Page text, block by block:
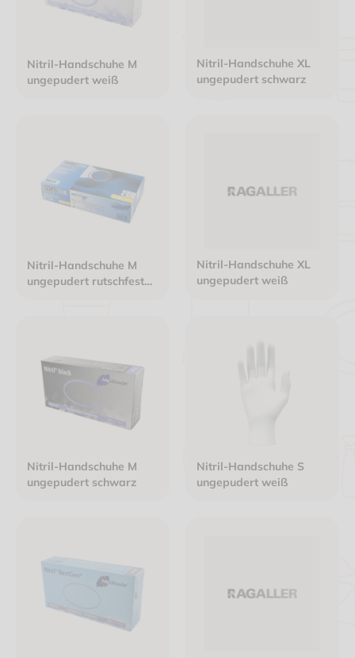
Nitril-Handschuhe M
ungepudert weiß
Nitril-Handschuhe XL
ungepudert schwarz
Nitril-Handschuhe M
ungepudert rutschfest
Nitril-Handschuhe XL
ungepudert weiß
Nitril-Handschuhe M
ungepudert schwarz
Nitril-Handschuhe S
ungepudert weiß